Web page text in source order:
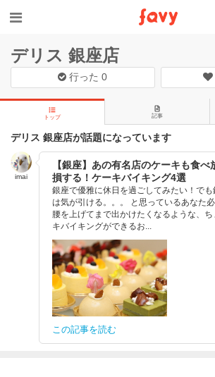
デリス 銀座店
行った0
トップ 記事
デリス 銀座店が話題になっています
imai
【銀座】あの有名店のケーキも食
損する！ケーキバイキング4選
銀座で優雅に休日を過ごしてみたい！で
は気が引ける。。。 と思っているあなた
腰を上げてまで出かけたくなるような、
キバイキングができるお...
この記事を読む